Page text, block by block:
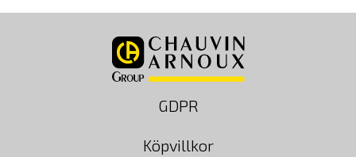
GDPR
Köpvillkor